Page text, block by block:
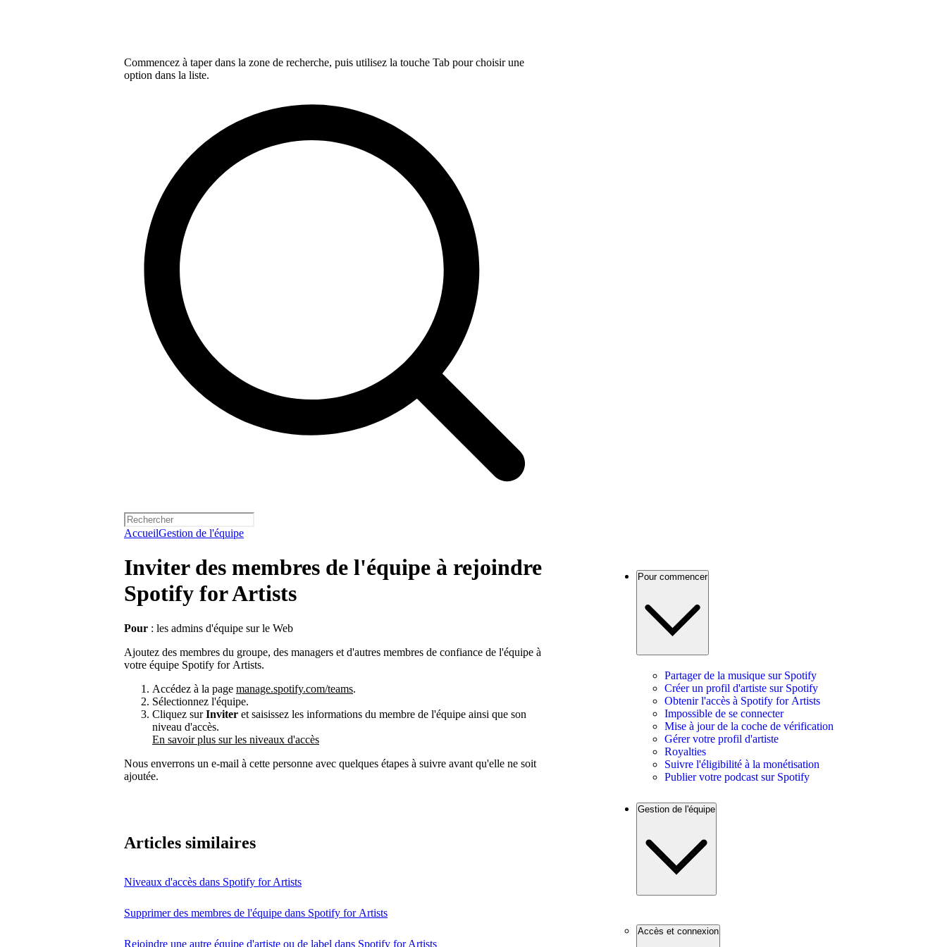
Commencez à taper dans la zone de recherche, puis utilisez la touche Tab pour choisir une
option dans la liste.
AccueilGestion de l'équipe
Inviter des membres de l'équipe à rejoindre
Spotify for Artists
Pour : les admins d'équipe sur le Web
Ajoutez des membres du groupe, des managers et d'autres membres de confiance de l'équipe à
votre équipe Spotify for Artists.
Accédez à la page manage.spotify.com/teams.
Sélectionnez l'équipe.
Cliquez surInviter et saisissez les informations du membre de l'équipe ainsi que son
niveau d'accès.
En savoir plus sur les niveaux d'accès
Nous enverrons un e-mail à cette personne avec quelques étapes à suivre avant qu'elle ne soit
ajoutée.
Articles similaires
Niveaux d'accès dans Spotify for Artists
Supprimer des membres de l'équipe dans Spotify for Artists
Rejoindre une autre équipe d'artiste ou de label dans Spotify for Artists
Pour commencer
Partager de la musique sur Spotify
Créer un profil d'artiste sur Spotify
Obtenir l'accès à Spotify for Artists
Impossible de se connecter
Mise à jour de la coche de vérification
Gérer votre profil d'artiste
Royalties
Suivre l'éligibilité à la monétisation
Publier votre podcast sur Spotify
Gestion de l'équipe
Accès et connexion